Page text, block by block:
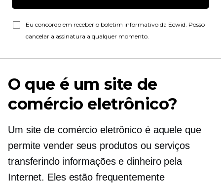
Eu concordo em receber o boletim informativo da Ecwid. Posso
cancelar a assinatura a qualquer momento.
O que é um site de
comércio eletrônico?
Um site de comércio eletrônico é aquele que
permite vender seus produtos ou serviços
transferindo informações e dinheiro pela
Internet. Eles estão frequentemente